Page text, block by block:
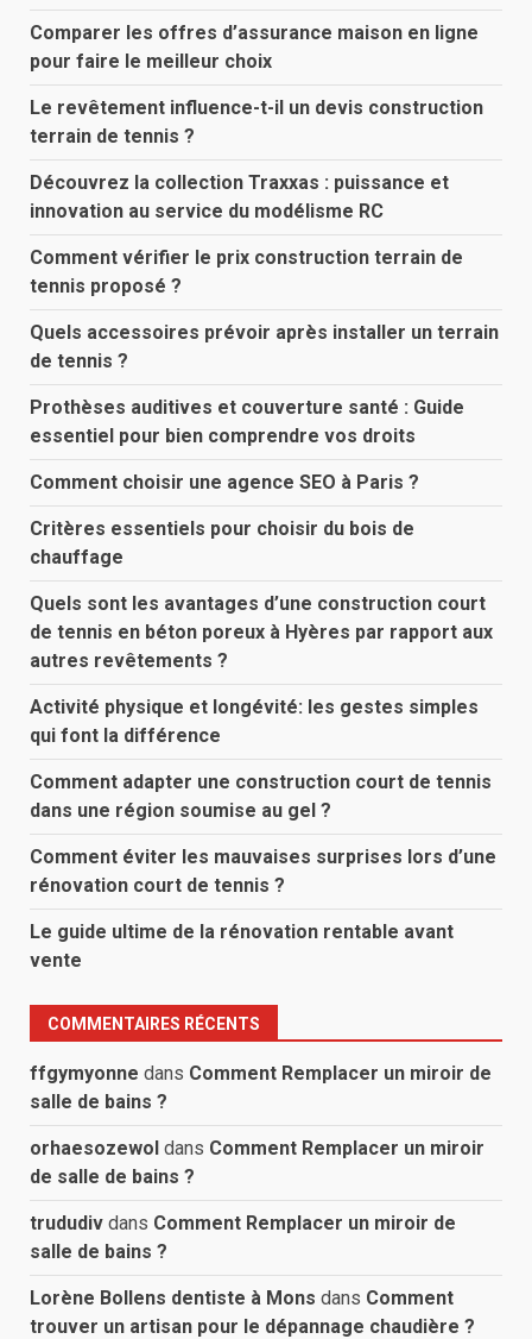
Comparer les offres d’assurance maison en ligne
pour faire le meilleur choix
Le revêtement influence-t-il un devis construction
terrain de tennis ?
Découvrez la collection Traxxas : puissance et
innovation au service du modélisme RC
Comment vérifier le prix construction terrain de
tennis proposé ?
Quels accessoires prévoir après installer un terrain
de tennis ?
Prothèses auditives et couverture santé : Guide
essentiel pour bien comprendre vos droits
Comment choisir une agence SEO à Paris ?
Critères essentiels pour choisir du bois de
chauffage
Quels sont les avantages d’une construction court
de tennis en béton poreux à Hyères par rapport aux
autres revêtements ?
Activité physique et longévité: les gestes simples
qui font la différence
Comment adapter une construction court de tennis
dans une région soumise au gel ?
Comment éviter les mauvaises surprises lors d’une
rénovation court de tennis ?
Le guide ultime de la rénovation rentable avant
vente
COMMENTAIRES RÉCENTS
ffgymyonne dans Comment Remplacer un miroir de
salle de bains ?
orhaesozewol dans Comment Remplacer un miroir
de salle de bains ?
trududiv dans Comment Remplacer un miroir de
salle de bains ?
Lorène Bollens dentiste à Mons dans Comment
trouver un artisan pour le dépannage chaudière ?